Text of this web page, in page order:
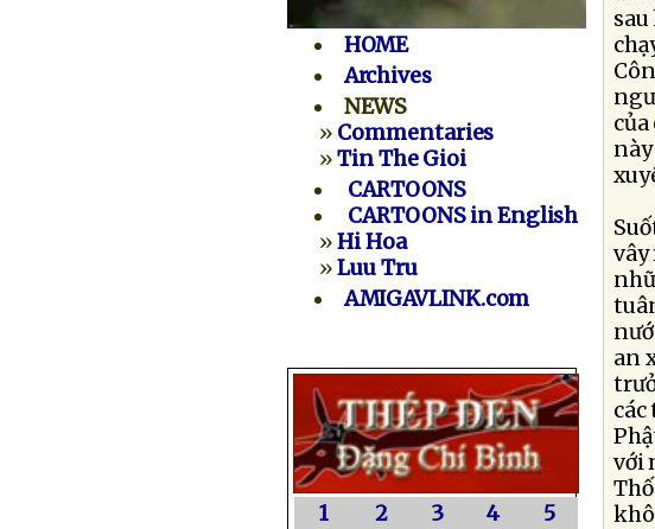
HOME
Archives
NEWS
» Commentaries
»Tin The Gioi
CARTOONS
CARTOONS in English
»Hi Hoa
»Luu Tru
AMIGAVLINK.com
1 2 3 4
5
vây
an
các
với